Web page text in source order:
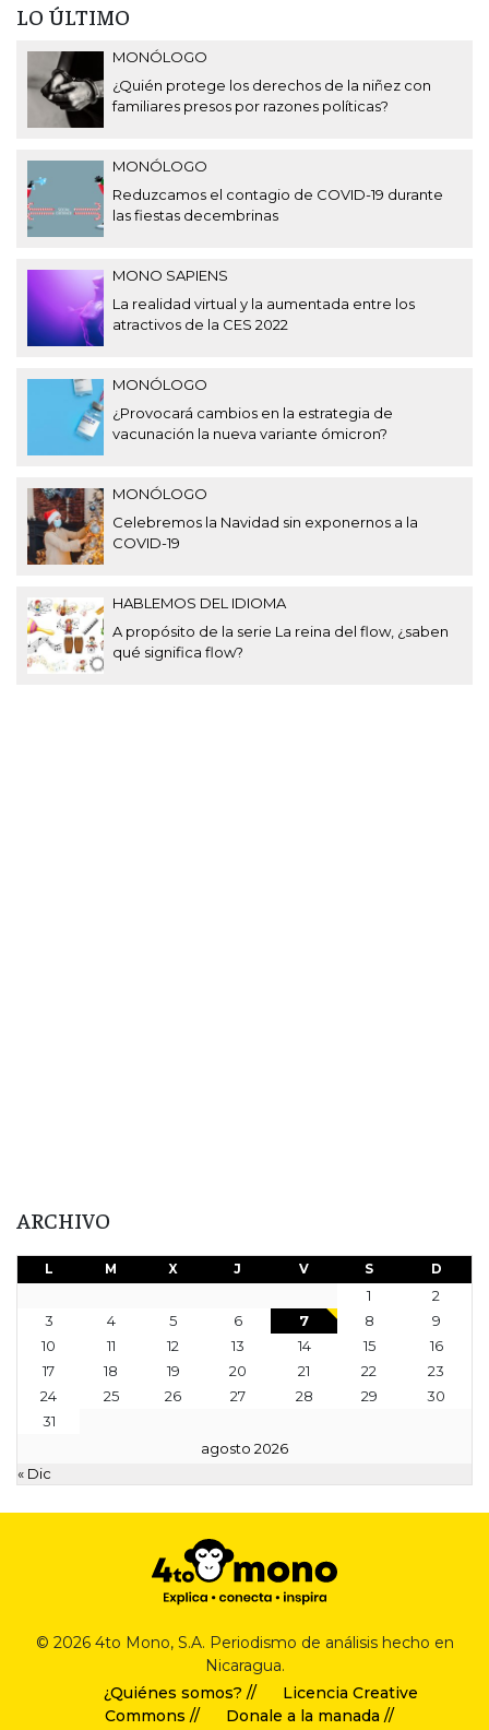
LO ÚLTIMO
MONÓLOGO
¿Quién protege los derechos de la niñez con
familiares presos por razones políticas?
MONÓLOGO
Reduzcamos el contagio de COVID-19 durante
las fiestas decembrinas
MONO SAPIENS
La realidad virtual y la aumentada entre los
atractivos de la CES 2022
MONÓLOGO
¿Provocará cambios en la estrategia de
vacunación la nueva variante ómicron?
MONÓLOGO
Celebremos la Navidad sin exponernos a la
COVID-19
HABLEMOS DEL IDIOMA
A propósito de la serie La reina del flow, ¿saben
qué significa flow?
ARCHIVO
agosto 2026
L M X J V S D
1
2
3
4 5 6 7 8
9
10
11 12 13 14 15
16
17
18 19 20 21 22
23
24
25 26 27 28 29
30
31
« Dic
© 2026 4to Mono, S.A. Periodismo de análisis hecho en
Nicaragua.
¿Quiénes somos? //
Licencia Creative
Commons //
Donale a la manada //